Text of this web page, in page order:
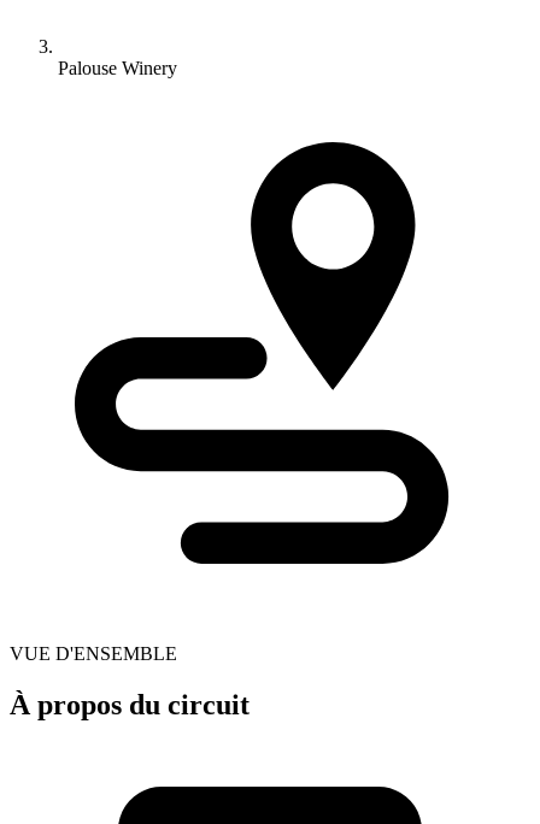
Palouse Winery
VUE D'ENSEMBLE
À propos du circuit